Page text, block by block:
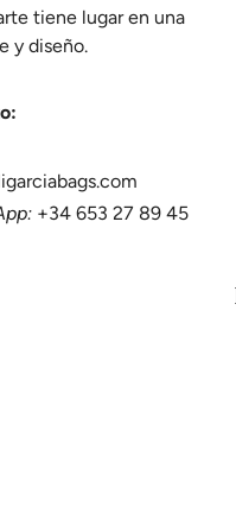
tiene lugar en una
y diseño.
+34 653 27 89 45